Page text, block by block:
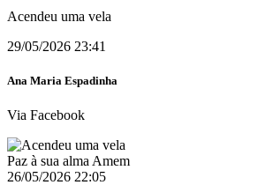
Acendeu uma vela
29/05/2026 23:41
Ana Maria Espadinha
Via Facebook
Paz à sua alma Amem
26/05/2026 22:05